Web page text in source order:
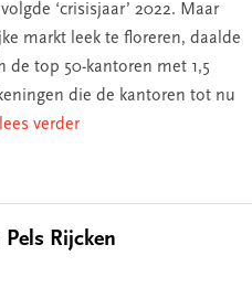
‘crisisjaar’ 2022. Maar
markt leek te floreren, daalde
de top 50-kantoren met 1,5
die de kantoren tot nu
verder
Rijcken